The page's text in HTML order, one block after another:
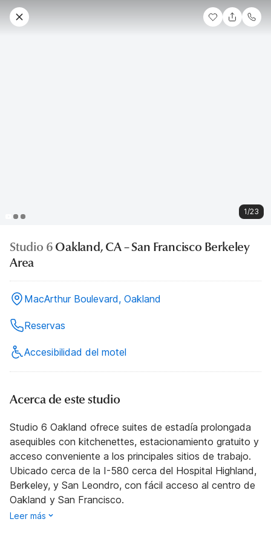
1/23
Studio 6 Oakland, CA – San Francisco Berkeley
Area
MacArthur Boulevard, Oakland
Reservas
Accesibilidad del motel
Acerca de este studio
Studio 6 Oakland ofrece suites de estadía prolongada
asequibles con kitchenettes, estacionamiento gratuito y
acceso conveniente a los principales sitios de trabajo.
Ubicado cerca de la I-580 cerca del Hospital Highland,
Berkeley, y San Leondro, con fácil acceso al centro de
Oakland y San Francisco.
Leer más